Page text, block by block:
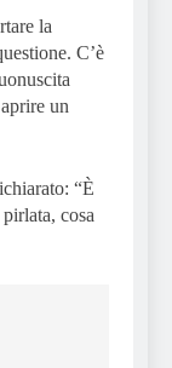
la
C’è
un
“È
cosa